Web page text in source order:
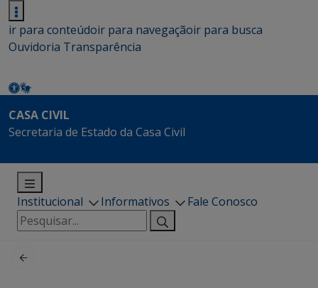
ir para conteúdoir para navegaçãoir para busca
Ouvidoria Transparência
CASA CIVIL
Secretaria de Estado da Casa Civil
Institucional Informativos
Fale Conosco
Pesquisar
por: